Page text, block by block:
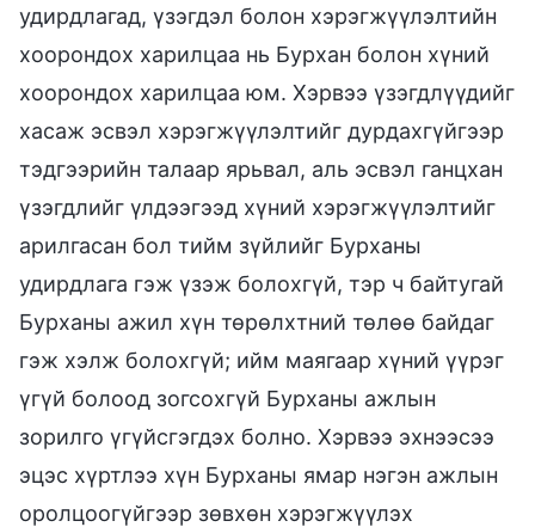
удирдлагад, үзэгдэл болон хэрэгжүүлэлтийн
хоорондох харилцаа нь Бурхан болон хүний
хоорондох харилцаа юм. Хэрвээ үзэгдлүүдийг
хасаж эсвэл хэрэгжүүлэлтийг дурдахгүйгээр
тэдгээрийн талаар ярьвал, аль эсвэл ганцхан
үзэгдлийг үлдээгээд хүний хэрэгжүүлэлтийг
арилгасан бол тийм зүйлийг Бурханы
удирдлага гэж үзэж болохгүй, тэр ч байтугай
Бурханы ажил хүн төрөлхтний төлөө байдаг
гэж хэлж болохгүй; ийм маягаар хүний үүрэг
үгүй болоод зогсохгүй Бурханы ажлын
зорилго үгүйсгэгдэх болно. Хэрвээ эхнээсээ
эцэс хүртлээ хүн Бурханы ямар нэгэн ажлын
оролцоогүйгээр зөвхөн хэрэгжүүлэх